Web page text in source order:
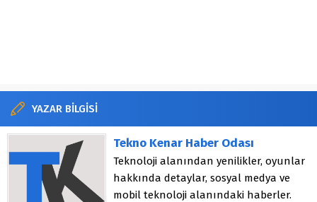
YAZAR BİLGİSİ
Tekno Kenar Haber Odası
Teknoloji alanından yenilikler, oyunlar
hakkında detaylar, sosyal medya ve
mobil teknoloji alanındaki haberler.